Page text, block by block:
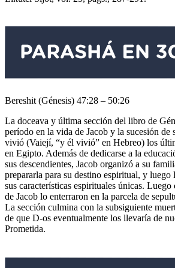
Bereshit (Génesis) 47:28 – 50:26
La doceava y última sección del libro de
período en la vida de Jacob y la sucesión de
vivió (Vaiejí, “y él vivió” en Hebreo) los
en Egipto. Además de dedicarse a la
sus descendientes, Jacob organizó a su
prepararla para su destino espiritual, y luego
sus características espirituales únicas.
de Jacob lo enterraron en la parcela de
La sección culmina con la subsiguiente
de que D-os eventualmente los llevaría de
Prometida.